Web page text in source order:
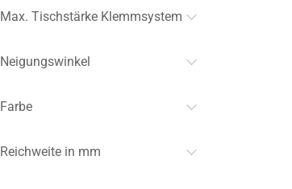
Max. Tischstärke Klemmsystem
Neigungswinkel
Farbe
Reichweite in mm